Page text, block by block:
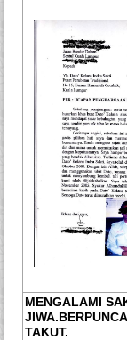
MENGALAMI
TAKUT.